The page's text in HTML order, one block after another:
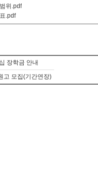
위.pdf
.pdf
장학금 안내
고 모집(기간연장)